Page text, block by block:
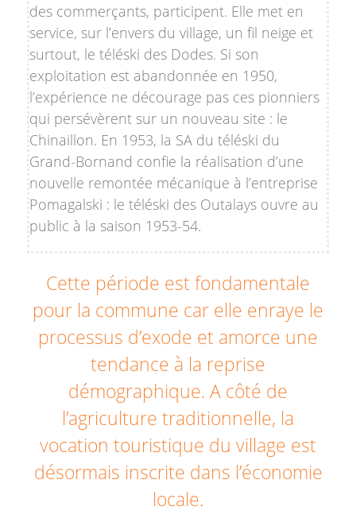
des commerçants, participent. Elle met en
service, sur l’envers du village, un fil neige et
surtout, le téléski des Dodes. Si son
exploitation est abandonnée en 1950,
l’expérience ne décourage pas ces pionniers
qui persévèrent sur un nouveau site : le
Chinaillon. En 1953, la SA du téléski du
Grand-Bornand confie la réalisation d’une
nouvelle remontée mécanique à l’entreprise
Pomagalski : le téléski des Outalays ouvre au
public à la saison 1953-54.
Cette période est fondamentale
pour la commune car elle enraye le
processus d’exode et amorce une
tendance à la reprise
démographique. A côté de
l’agriculture traditionnelle, la
vocation touristique du village est
désormais inscrite dans l’économie
locale.